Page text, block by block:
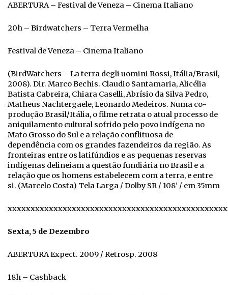
ABERTURA – Festival de Veneza – Cinema Italiano
20h – Birdwatchers – Terra Vermelha
Festival de Veneza – Cinema Italiano
(BirdWatchers – La terra degli uomini Rossi, Itália/Brasil,
2008). Dir. Marco Bechis. Claudio Santamaria, Alicélia
Batista Cabreira, Chiara Caselli, Abrísio da Silva Pedro,
Matheus Nachtergaele, Leonardo Medeiros. Numa co-
produção Brasil/Itália, o filme retrata o atual processo de
aniquilamento cultural sofrido pelo povo indígena no
Mato Grosso do Sul e a relação conflituosa de
dependência com os grandes fazendeiros da região. As
fronteiras entre os latifúndios e as pequenas reservas
indígenas delineiam a questão fundiária no Brasil e a
relação que os homens estabelecem com a terra, e entre
si. (Marcelo Costa) Tela Larga / Dolby SR / 108’ / em 35mm
Sexta, 5 de Dezembro
ABERTURA Expect. 2009 / Retrosp. 2008
18h – Cashback